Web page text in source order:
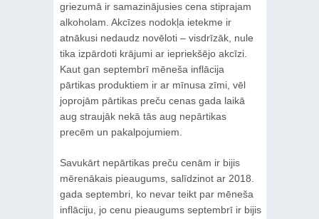
griezumā ir samazinājusies cena stiprajam
alkoholam. Akcīzes nodokļa ietekme ir
atnākusi nedaudz novēloti – visdrīzāk, nule
tika izpārdoti krājumi ar iepriekšējo akcīzi.
Kaut gan septembrī mēneša inflācija
pārtikas produktiem ir ar mīnusa zīmi, vēl
joprojām pārtikas preču cenas gada laikā
aug straujāk nekā tās aug nepārtikas
precēm un pakalpojumiem.
Savukārt nepārtikas preču cenām ir bijis
mērenākais pieaugums, salīdzinot ar 2018.
gada septembri, ko nevar teikt par mēneša
inflāciju, jo cenu pieaugums septembrī ir bijis